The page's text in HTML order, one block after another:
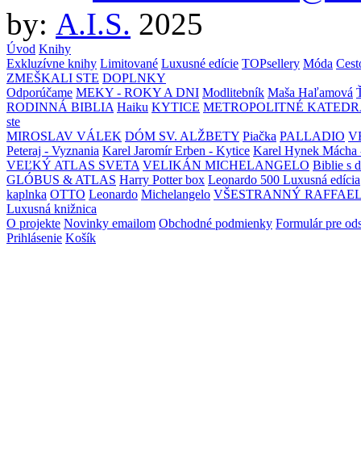
by: A.I.S. 2025
Úvod Knihy
Exkluzívne knihy Limitované Luxusné edície TOPsellery Móda
ZMEŠKALI STE DOPLNKY
Odporúčame MEKY - ROKY A DNI Modlitebník Maša Haľamová
RODINNÁ BIBLIA Haiku KYTICE METROPOLITNÉ
ste
MIROSLAV VÁLEK DÓM SV. ALŽBETY Piačka PALLADIO
Peteraj - Vyznania Karel Jaromír Erben - Kytice Karel Hynek Mácha
VEĽKÝ ATLAS SVETA VELIKÁN MICHELANGELO Biblie s
GLÓBUS & ATLAS Harry Potter box Leonardo 500 Luxusná edícia
kaplnka OTTO Leonardo Michelangelo VŠESTRANNÝ
Luxusná knižnica
O projekte Novinky emailom Obchodné podmienky Formulár pre
Prihlásenie Košík